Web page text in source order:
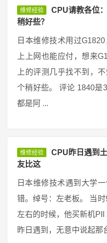
维修经验
CPU请教各位
稍好些？
日本维修技术用过
上上网也能应付，想来
上的评测几乎找不到，
个稍好些。 评论 1840是
都是阿 ...
维修经验
CPU昨日遇到
友比这
日本维修技术遇到大学
错。绰号：左老板。 当
左右的时候，他买新机PII
昨日遇到，无意中说起那